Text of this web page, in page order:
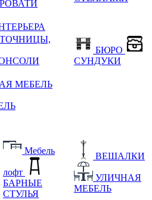
БЮРО
СУНДУКИ
МЕБЕЛЬ
Мебель
лофт
БАРНЫЕ
СТУЛЬЯ
ВЕШАЛКИ
УЛИЧНАЯ
МЕБЕЛЬ